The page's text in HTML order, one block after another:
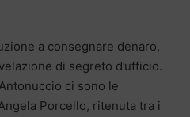
a consegnare denaro,
di segreto d’ufficio.
ci sono le
Porcello, ritenuta tra i